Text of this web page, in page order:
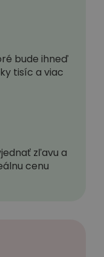
bude ihneď
tisíc a viac
zľavu a
cenu